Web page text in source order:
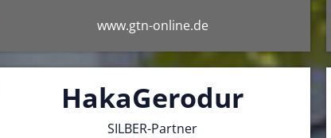
www.gtn-online.de
HakaGerodur
SILBER-Partner